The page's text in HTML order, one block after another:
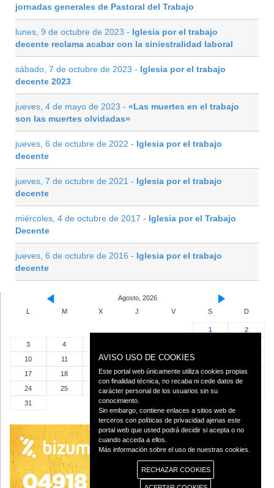
jornadas generales de Pastoral del Trabajo
lunes, 9 de octubre de 2023 - Iglesia por el trabajo
decente reclama acabar con la siniestralidad laboral
sábado, 7 de octubre de 2023 - Iglesia por el trabajo
decente 2023
jueves, 4 de mayo de 2023 - «Las muertes en el trabajo
son las muertes olvidadas»
jueves, 6 de octubre de 2022 - Iglesia por el trabajo
decente
jueves, 7 de octubre de 2021 - Iglesia por el trabajo
decente
miércoles, 4 de octubre de 2017 - Iglesia por el Trabajo
Decente
jueves, 6 de octubre de 2016 - Iglesia por el trabajo
decente
Agosto, 2026
L
M X J V S D
1
2
3
4
10
11 12 13 14
17
18 19 20 21 22
23
24
25 26 27 28 29
31
AVISO USO DE COOKIES
Este portal web únicamente utiliza cookies propias
con finalidad técnica, no recaba ni cede datos de
carácter personal de los usuarios sin su
conocimiento.
Sin embargo, contiene enlaces a sitios web de
terceros con políticas de privacidad ajenas este
portal web que usted podrá decidir si acepta o no
cuando acceda a ellos.
Más información sobre el uso de nuestras cookies.
RECHAZAR COOKIES